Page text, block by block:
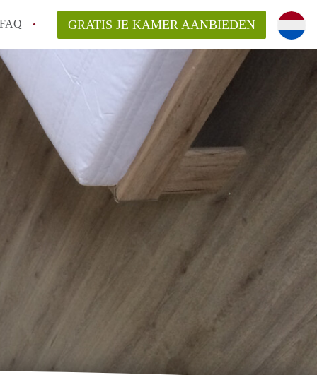
FAQ
bemiddelingsvergoeding?
voor de aangeboden Kamer / Kamers
GRATIS JE KAMER AANBIEDEN